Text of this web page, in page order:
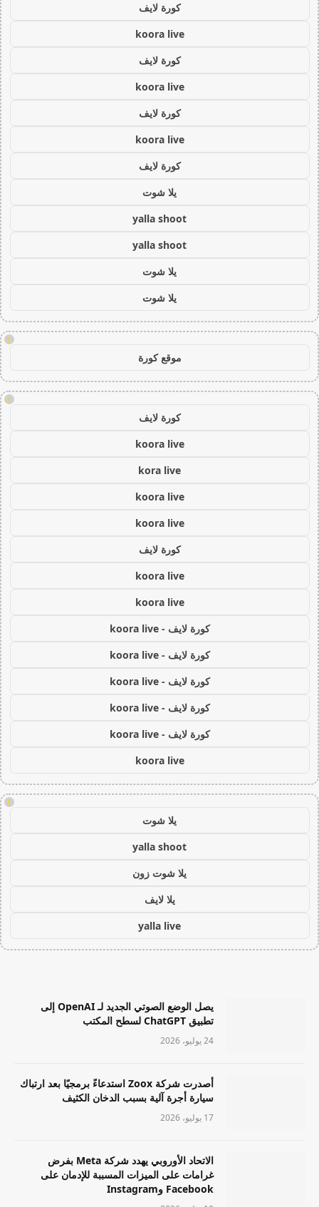
كورة لايف
koora live
كورة لايف
koora live
كورة لايف
koora live
كورة لايف
يلا شوت
yalla shoot
yalla shoot
يلا شوت
يلا شوت
!
موقع كورة
!
كورة لايف
koora live
kora live
koora live
koora live
كورة لايف
koora live
koora live
كورة لايف - koora live
كورة لايف - koora live
كورة لايف - koora live
كورة لايف - koora live
كورة لايف - koora live
koora live
!
يلا شوت
yalla shoot
يلا شوت زون
يلا لايف
yalla live
يصل الوضع الصوتي الجديد لـ OpenAI إلى
تطبيق ChatGPT لسطح المكتب
24 يوليو، 2026
أصدرت شركة Zoox استدعاءً برمجيًا بعد ارتباك
سيارة أجرة آلية بسبب الدخان الكثيف
17 يوليو، 2026
الاتحاد الأوروبي يهدد شركة Meta بفرض
غرامات على الميزات المسببة للإدمان على
Facebook وInstagram